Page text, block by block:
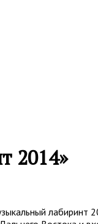
2014»
лабиринт